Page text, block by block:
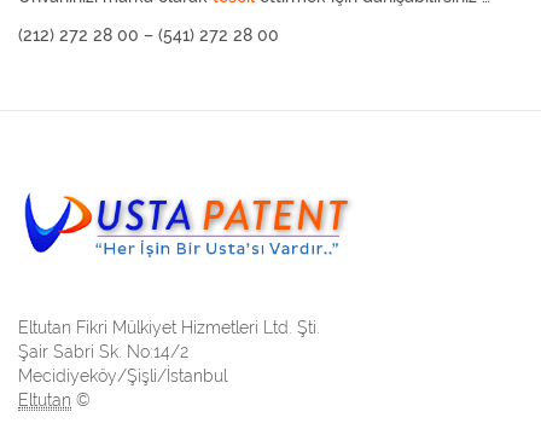
(212) 272 28 00 – (541) 272 28 00
Eltutan Fikri Mülkiyet Hizmetleri Ltd. Şti.
Şair Sabri Sk. No:14/2
Mecidiyeköy/Şişli/İstanbul
Eltutan ©